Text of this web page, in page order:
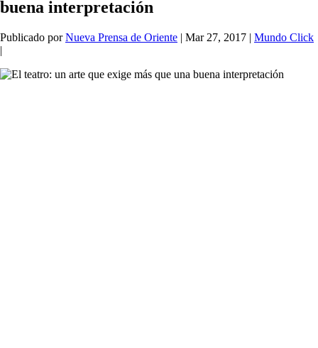
buena interpretación
Publicado porNueva Prensa de Oriente | Mar 27, 2017 | Mundo Click
|